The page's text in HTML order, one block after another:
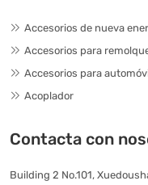
Accesorios de nueva
Accesorios para
Accesorios para
Acoplador
Contacta con
Building 2 No.101,